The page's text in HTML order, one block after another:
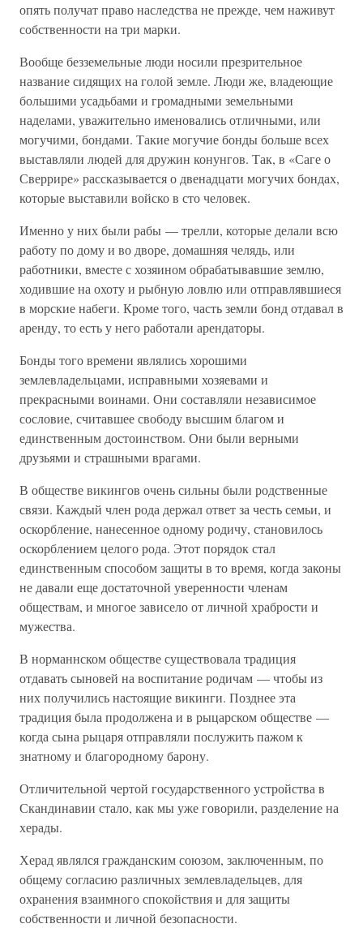
опять получат право наследства не прежде, чем наживут
собственности на три марки.
Вообще безземельные люди носили презрительное
название сидящих на голой земле. Люди же, владеющие
большими усадьбами и громадными земельными
наделами, уважительно именовались отличными, или
могучими, бондами. Такие могучие бонды больше всех
выставляли людей для дружин конунгов. Так, в «Саге о
Сверрире» рассказывается о двенадцати могучих бондах,
которые выставили войско в сто человек.
Именно у них были рабы — трелли, которые делали всю
работу по дому и во дворе, домашняя челядь, или
работники, вместе с хозяином обрабатывавшие землю,
ходившие на охоту и рыбную ловлю или отправлявшиеся
в морские набеги. Кроме того, часть земли бонд отдавал в
аренду, то есть у него работали арендаторы.
Бонды того времени являлись хорошими
землевладельцами, исправными хозяевами и
прекрасными воинами. Они составляли независимое
сословие, считавшее свободу высшим благом и
единственным достоинством. Они были верными
друзьями и страшными врагами.
В обществе викингов очень сильны были родственные
связи. Каждый член рода держал ответ за честь семьи, и
оскорбление, нанесенное одному родичу, становилось
оскорблением целого рода. Этот порядок стал
единственным способом защиты в то время, когда законы
не давали еще достаточной уверенности членам
обществам, и многое зависело от личной храбрости и
мужества.
В норманнском обществе существовала традиция
отдавать сыновей на воспитание родичам — чтобы из
них получились настоящие викинги. Позднее эта
традиция была продолжена и в рыцарском обществе —
когда сына рыцаря отправляли послужить пажом к
знатному и благородному барону.
Отличительной чертой государственного устройства в
Скандинавии стало, как мы уже говорили, разделение на
херады.
Херад являлся гражданским союзом, заключенным, по
общему согласию различных землевладельцев, для
охранения взаимного спокойствия и для защиты
собственности и личной безопасности.